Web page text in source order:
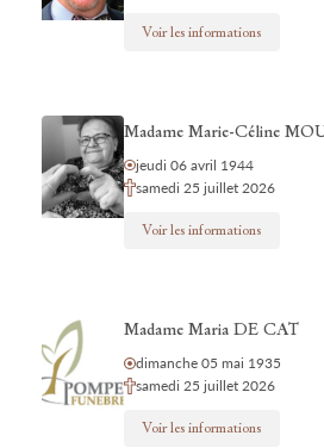
Voir les informations
Madame Marie-Céline
jeudi 06 avril 1944
samedi 25 juillet 2026
Voir les informations
Madame Maria DE CAT
dimanche 05 mai 1935
samedi 25 juillet 2026
Voir les informations